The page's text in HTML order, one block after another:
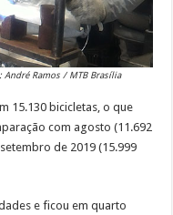
André Ramos / MTB Brasília
15.130 bicicletas, o que
com agosto (11.692
de 2019 (15.999
e ficou em quarto